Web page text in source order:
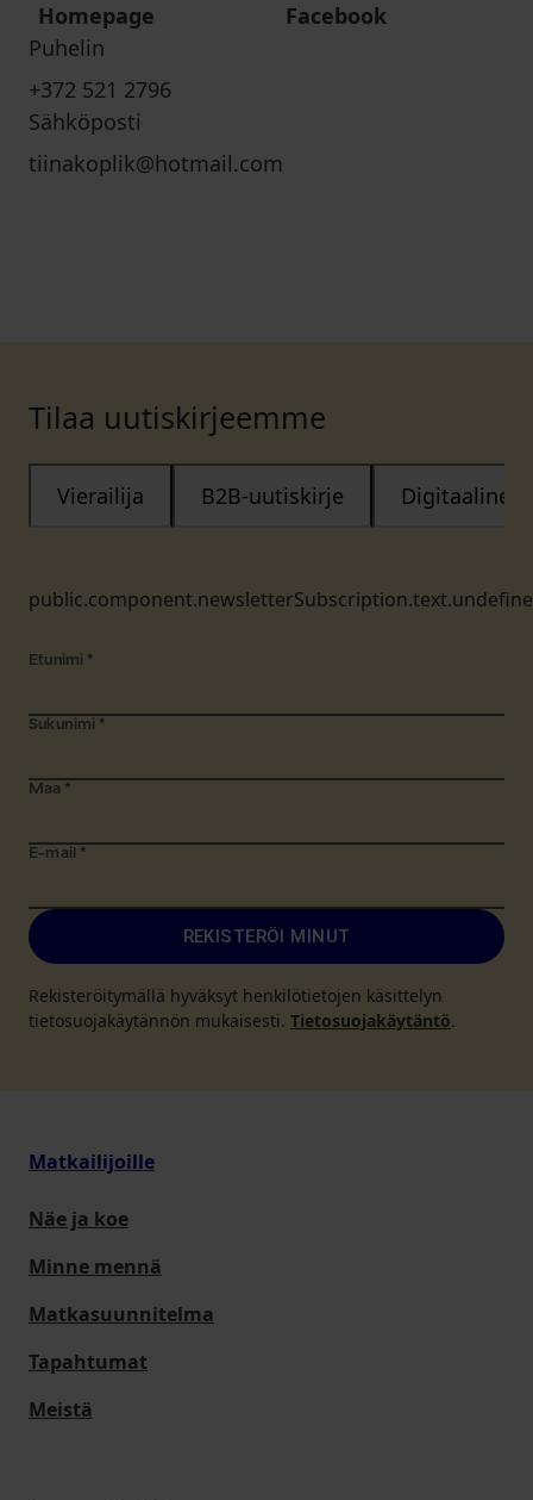
Homepage
Facebook
Puhelin
+372 521 2796
Sähköposti
tiinakoplik@hotmail.com
Tilaa uutiskirjeemme
Vierailija B2B-uutiskirje Digitaalinen
Etunimi *
Sukunimi *
Maa *
E-mail *
REKISTERÖI MINUT
Rekisteröitymällä hyväksyt henkilötietojen käsittelyn
tietosuojakäytännön mukaisesti. Tietosuojakäytäntö.
Matkailijoille
Näe ja koe
Minne mennä
Matkasuunnitelma
Tapahtumat
Meistä